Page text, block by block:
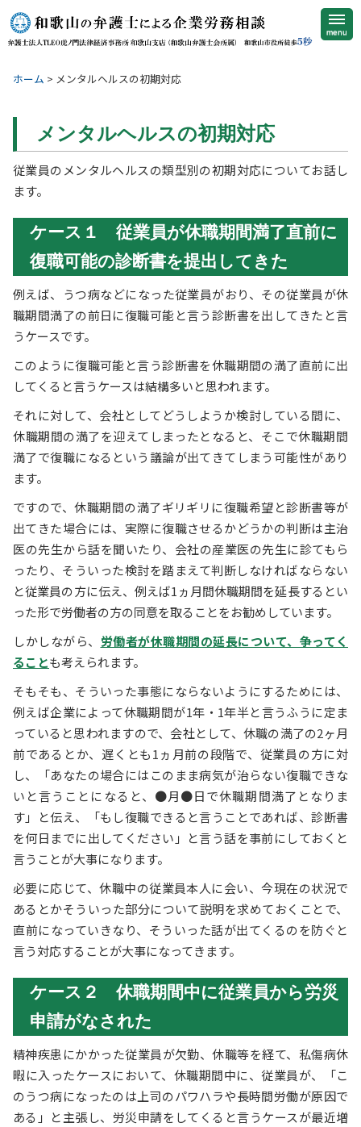
Skip
to
menu
ホーム > メンタルヘルスの初期対応
メンタルヘルスの初期対応
従業員のメンタルヘルスの類型別の初期対応についてお話し
ます。
ケース１ 従業員が休職期間満了直前に
復職可能の診断書を提出してきた
例えば、うつ病などになった従業員がおり、その従業員が休
職期間満了の前日に復職可能と言う診断書を出してきたと言
うケースです。
このように復職可能と言う診断書を休職期間の満了直前に出
してくると言うケースは結構多いと思われます。
それに対して、会社としてどうしようか検討している間に、
休職期間の満了を迎えてしまったとなると、そこで休職期間
満了で復職になるという議論が出てきてしまう可能性があり
ます。
ですので、休職期間の満了ギリギリに復職希望と診断書等が
出てきた場合には、実際に復職させるかどうかの判断は主治
医の先生から話を聞いたり、会社の産業医の先生に診てもら
ったり、そういった検討を踏まえて判断しなければならない
と従業員の方に伝え、例えば1ヵ月間休職期間を延長するとい
った形で労働者の方の同意を取ることをお勧めしています。
しかしながら、 労働者が休職期間の延長について、争ってく
ることも考えられます。
そもそも、そういった事態にならないようにするためには、
例えば企業によって休職期間が1年・1年半と言うふうに定ま
っていると思われますので、会社として、休職の満了の2ヶ月
前であるとか、遅くとも1ヵ月前の段階で、従業員の方に対
し、「あなたの場合にはこのまま病気が治らない復職できな
いと言うことになると、●月●日で休職期間満了となりま
す」と伝え、「もし復職できると言うことであれば、診断書
を何日までに出してください」と言う話を事前にしておくと
言うことが大事になります。
必要に応じて、休職中の従業員本人に会い、今現在の状況で
あるとかそういった部分について説明を求めておくことで、
直前になっていきなり、そういった話が出てくるのを防ぐと
言う対応することが大事になってきます。
ケース２ 休職期間中に従業員から労災
申請がなされた
精神疾患にかかった従業員が欠勤、休職等を経て、私傷病休
暇に入ったケースにおいて、休職期間中に、従業員が、「こ
のうつ病になったのは上司のパワハラや長時間労働が原因で
ある」と主張し、労災申請をしてくると言うケースが最近増